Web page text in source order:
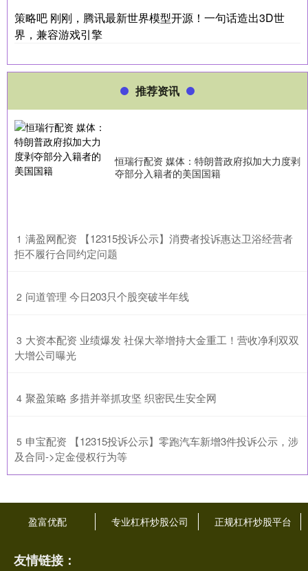
策略吧 刚刚，腾讯最新世界模型开源！一句话造出3D世
界，兼容游戏引擎
推荐资讯
恒瑞行配资 媒体：特朗普政府拟加大力度剥
夺部分入籍者的美国国籍
1 ​满盈网配资 【12315投诉公示】消费者投诉惠达卫浴经营者
拒不履行合同约定问题
2 ​问道管理 今日203只个股突破半年线
3 ​大资本配资 业绩爆发 社保大举增持大金重工！营收净利双双
大增公司曝光
4 ​聚盈策略 多措并举抓攻坚 织密民生安全网
5 ​申宝配资 【12315投诉公示】零跑汽车新增3件投诉公示，涉
及合同->定金侵权行为等
盈富优配 专业杠杆炒股公司 正规杠杆炒股平台
友情链接：